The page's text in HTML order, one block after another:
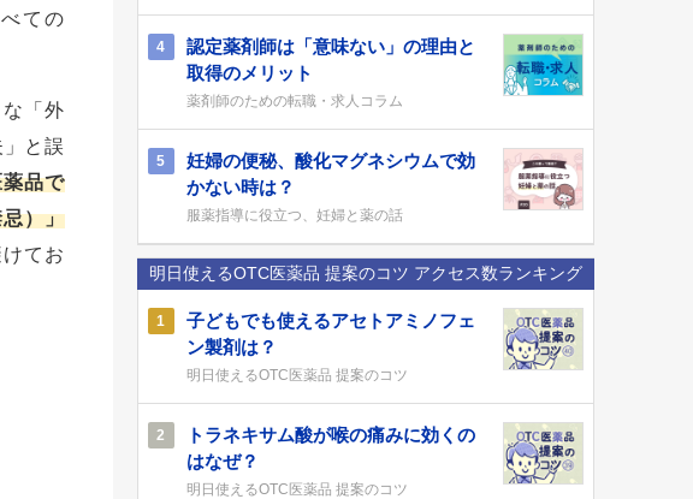
ての
「外
と誤
品で
）」
てお
4
認定薬剤師は「意味ない」の理由と
取得のメリット
薬剤師のための転職・求人コラム
5
妊婦の便秘、酸化マグネシウムで効
かない時は？
服薬指導に役立つ、妊婦と薬の話
明日使えるOTC医薬品 提案のコツ アクセス数ランキング
1
子どもでも使えるアセトアミノフェ
ン製剤は？
明日使えるOTC医薬品 提案のコツ
2
トラネキサム酸が喉の痛みに効くの
はなぜ？
明日使えるOTC医薬品 提案のコツ